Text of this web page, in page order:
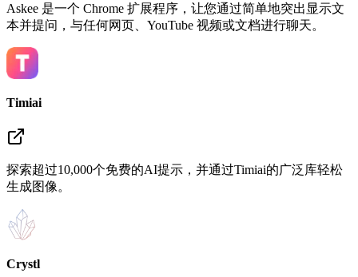
Askee 是一个 Chrome 扩展程序，让您通过简单地突出显示文
本并提问，与任何网页、YouTube 视频或文档进行聊天。
Timiai
探索超过10,000个免费的AI提示，并通过Timiai的广泛库轻松
生成图像。
Crystl